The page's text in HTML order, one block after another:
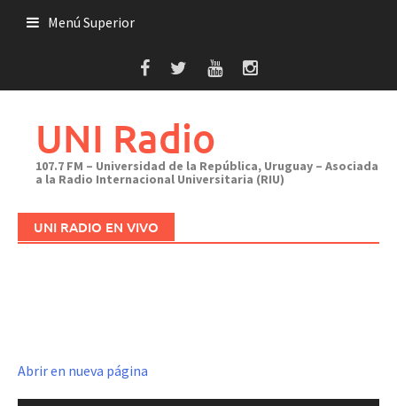
Menú Superior
UNI Radio
107.7 FM – Universidad de la República, Uruguay – Asociada
a la Radio Internacional Universitaria (RIU)
UNI RADIO EN VIVO
Abrir en nueva página